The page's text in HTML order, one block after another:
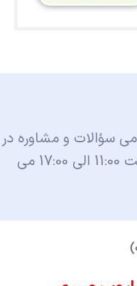
سؤالات و مشاوره در
مورد محصولات از ساعت 11:00 الی 17:00 می